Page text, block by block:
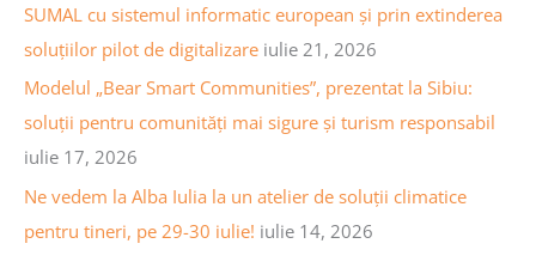
SUMAL cu sistemul informatic european și prin extinderea
soluțiilor pilot de digitalizare iulie 21, 2026
Modelul „Bear Smart Communities”, prezentat la Sibiu:
soluții pentru comunități mai sigure și turism responsabil
iulie 17, 2026
Ne vedem la Alba Iulia la un atelier de soluții climatice
pentru tineri, pe 29-30 iulie! iulie 14, 2026
l
e